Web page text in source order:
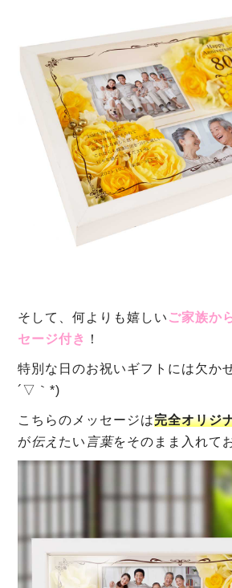
そして、何よりも嬉しい ご家族か
セージ付き
！
特別な日のお祝いギフトには欠か
´▽｀*)
こちらのメッセージは完全オリジ
が伝え たい 言葉をそのまま入れて